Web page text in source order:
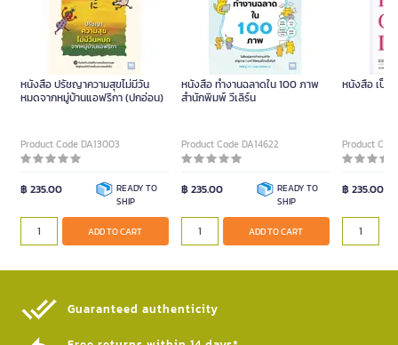
หนังสือ ปรัชญาความสุขไม่มีวัน
หมดจากหมู่บ้านแอฟริกา (ปกอ่อน)
Product Code DA13003
฿ 235.00
READY TO
SHIP
ADD TO CART
หนังสือ ทํางานฉลาดใน 100 ภาพ
สำนักพิมพ์ วีเลิร์น
Product Code DA14622
฿ 235.00
READY TO
SHIP
ADD TO CART
หนังสือ เป็น
Product
฿ 235.00
Guaranteed authenticity​